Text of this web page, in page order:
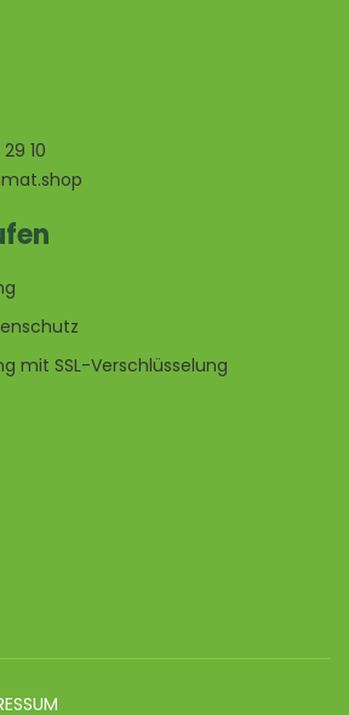
10
mit SSL-Verschlüsselung